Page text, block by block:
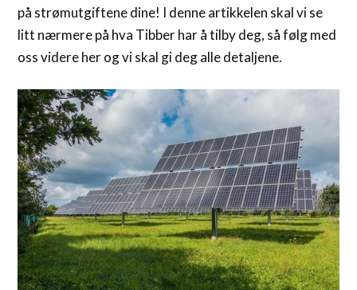
på strømutgiftene dine! I denne artikkelen skal vi se
litt nærmere på hva Tibber har å tilby deg, så følg med
oss videre her og vi skal gi deg alle detaljene.